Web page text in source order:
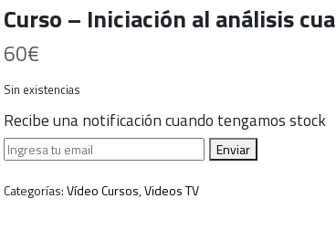
Curso – Iniciación al análisis
60€
Sin existencias
Recibe una notificación cuando tengamos stock
Enviar
Categorías:Vídeo Cursos,Videos TV